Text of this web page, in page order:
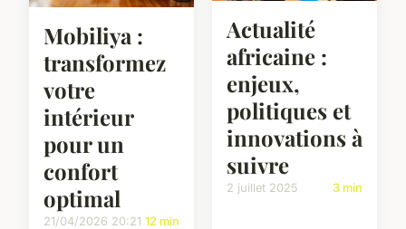
Mobiliya :
transformez
votre
intérieur
pour un
confort
optimal
21/04/2026 20:21 12 min
Actualité
africaine :
enjeux,
politiques et
innovations à
suivre
2 juillet 2025 3 min